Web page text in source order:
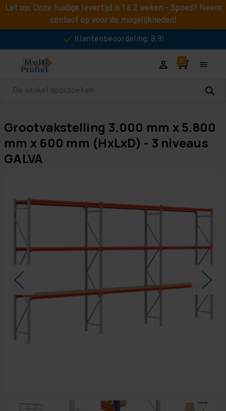
Let op: Onze huidige levertijd is 1 á 2 weken - Spoed? Neem
contact op voor de mogelijkheden!
Klantenbeoordeling: 8,9!
Zoeken
Grootvakstelling 3.000 mm x 5.800
mm x 600 mm (HxLxD) - 3 niveaus
GALVA